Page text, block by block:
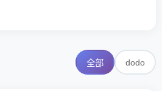
全部 dodo